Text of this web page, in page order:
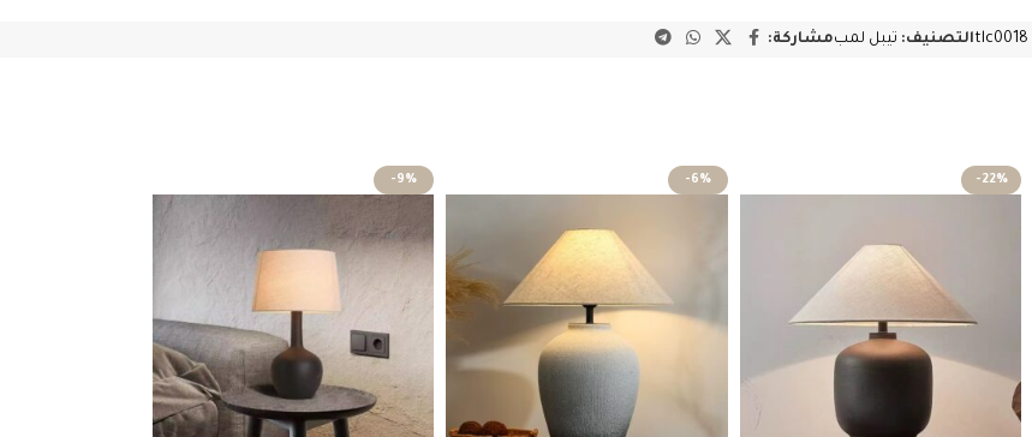
tlc0018التصنيف: تيبل لمبمشاركة:
-22%
-6%
-9%